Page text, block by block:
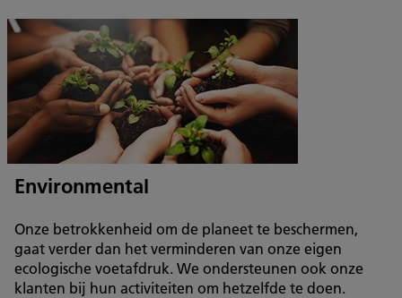
Environmental
Onze betrokkenheid om de planeet te beschermen,
gaat verder dan het verminderen van onze eigen
ecologische voetafdruk. We ondersteunen ook onze
klanten bij hun activiteiten om hetzelfde te doen.